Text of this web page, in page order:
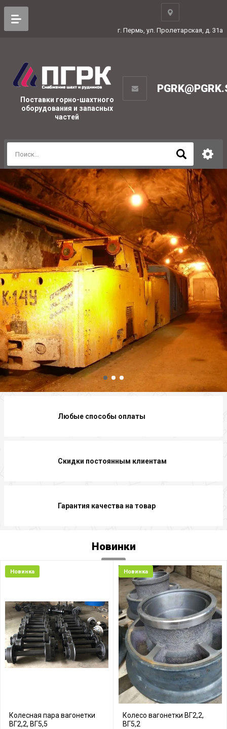
г. Пермь, ул. Пролетарская, д. 31а
Поставки горно-шахтного
оборудования и запасных
частей
Любые способы оплаты
Скидки постоянным клиентам
Гарантия качества на товар
Новинки
Новинка
Колесная пара вагонетки
ВГ2,2, ВГ5,5
Новинка
Колесо вагонетки ВГ2,2,
ВГ5,2